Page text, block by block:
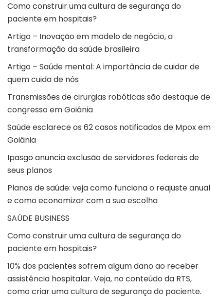
Como construir uma cultura de segurança do
paciente em hospitais?
Artigo – Inovação em modelo de negócio, a
transformação da saúde brasileira
Artigo – Saúde mental: A importância de cuidar de
quem cuida de nós
Transmissões de cirurgias robóticas são destaque de
congresso em Goiânia
Saúde esclarece os 62 casos notificados de Mpox em
Goiânia
Ipasgo anuncia exclusão de servidores federais de
seus planos
Planos de saúde: veja como funciona o reajuste anual
e como economizar com a sua escolha
SAÚDE BUSINESS
Como construir uma cultura de segurança do
paciente em hospitais?
10% dos pacientes sofrem algum dano ao receber
assistência hospitalar. Veja, no conteúdo da RTS,
como criar uma cultura de segurança do paciente.